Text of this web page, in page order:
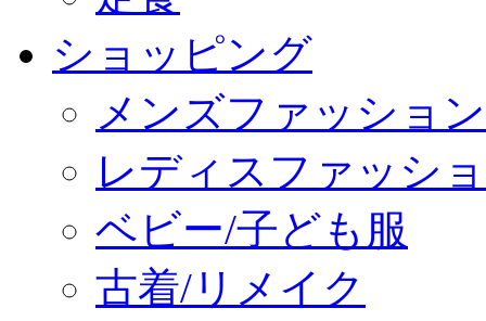
ショッピング
メンズファッション
レディスファッシ
ベビー/子ども服
古着/リメイク